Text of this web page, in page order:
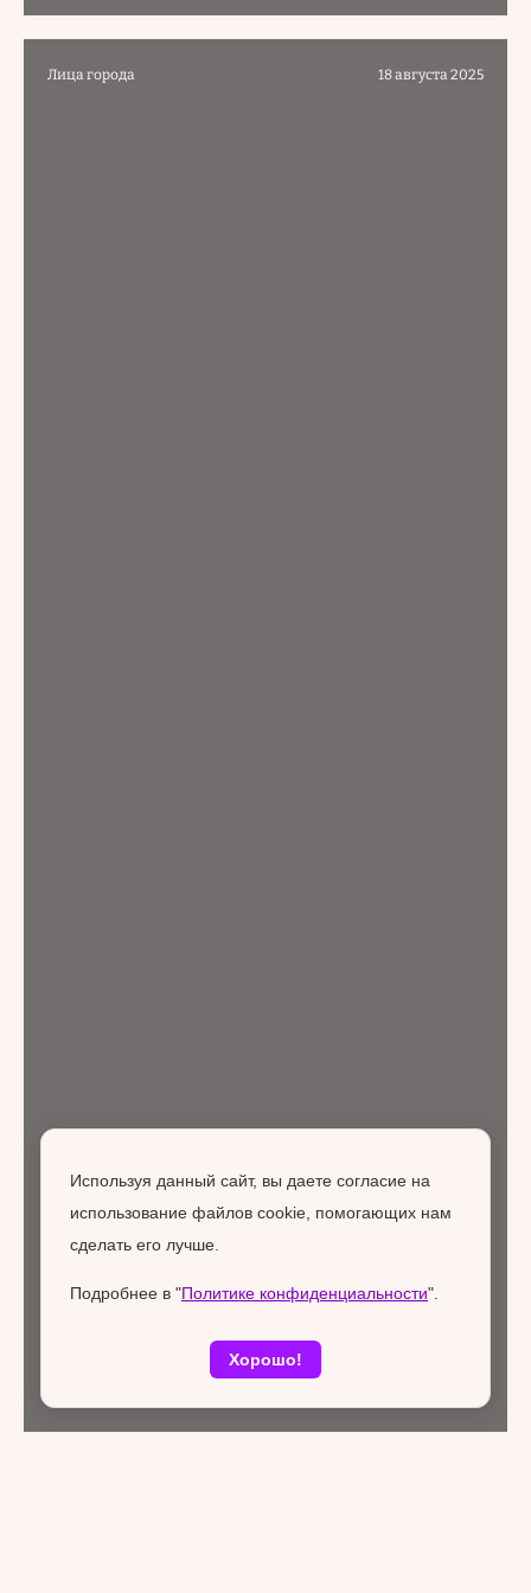
Лица города 18 августа 2025
Используя данный сайт, вы даете согласие на
использование файлов cookie, помогающих нам
сделать его лучше.
Подробнее в "Политике конфиденциальности".
Хорошо!